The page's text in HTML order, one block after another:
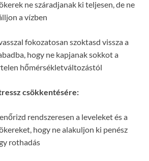
ne száradjanak ki teljesen, de ne
a vízben
fokozatosan szoktasd vissza a
hogy ne kapjanak sokkot a
hőmérsékletváltozástól
csökkentésére:
rendszeresen a leveleket és a
hogy ne alakuljon ki penész
rothadás